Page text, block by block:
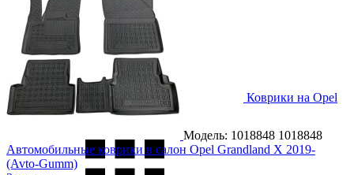
Коврики на Opel
Crossland X 2019-
Модель: 1018848 1018848
Автомобильные коврики в салон Opel Grandland X 2019-
(Avto-Gumm)